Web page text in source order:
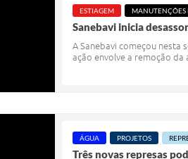
ESTIAGEM MANUTENÇÕES
Sanebavi inicia
A Sanebavi começou nesta
ação envolve a remoção
ÁGUA PROJETOS
Três novas represas